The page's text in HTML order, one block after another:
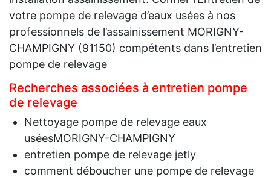
votre pompe de relevage d’eaux usées à nos
professionnels de l’assainissement MORIGNY-
CHAMPIGNY (91150) compétents dans l’entretien
pompe de relevage
Recherches associées à entretien pompe
de relevage
Nettoyage pompe de relevage eaux
uséesMORIGNY-CHAMPIGNY
entretien pompe de relevage jetly
comment déboucher une pompe de relevage